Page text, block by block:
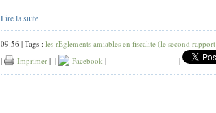
Lire la suite
09:56 | Tags : les rÈglements amiables en fiscalite (le second
|
Imprimer | | Facebook | |